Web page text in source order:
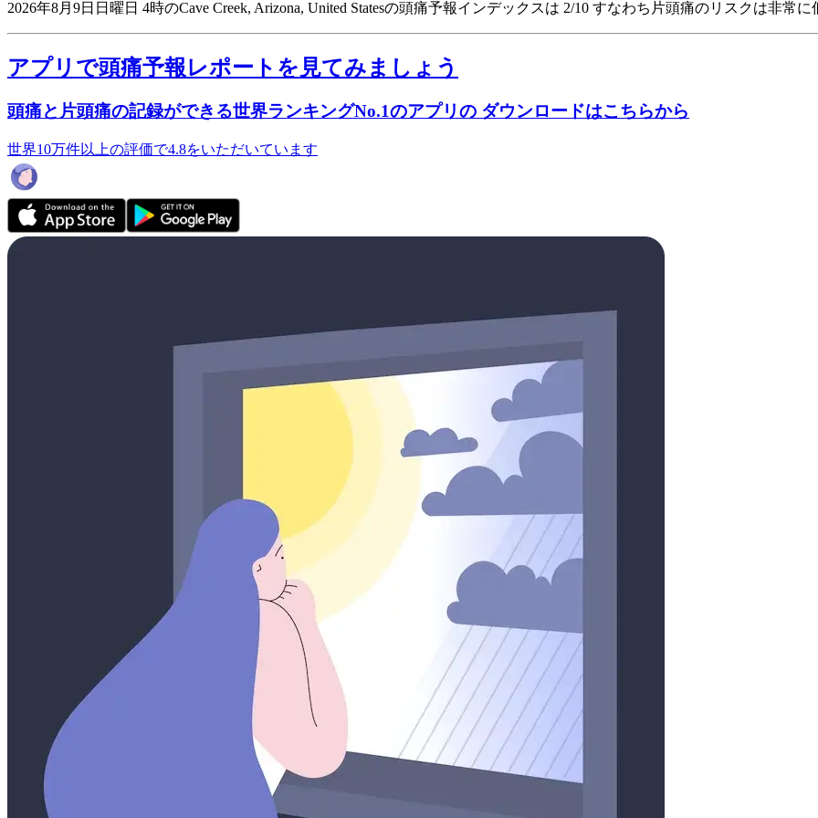
2026年8月9日日曜日 4時のCave Creek, Arizona, United Statesの頭痛予報インデックスは 2/10 すなわち片頭痛のリスクは非常に
アプリで頭痛予報レポートを見てみましょう
頭痛と片頭痛の記録ができる世界ランキングNo.1のアプリの ダウンロードはこちらから
世界10万件以上の評価で4.8をいただいています